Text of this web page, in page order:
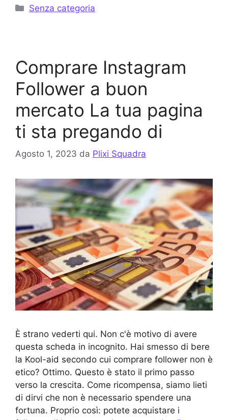
Categorie
Senza categoria
Comprare Instagram
Follower a buon
mercato La tua pagina
ti sta pregando di
Agosto 1, 2023 da Plixi Squadra
È strano vederti qui. Non c'è motivo di avere
questa scheda in incognito. Hai smesso di bere
la Kool-aid secondo cui comprare follower non è
etico? Ottimo. Questo è stato il primo passo
verso la crescita. Come ricompensa, siamo lieti
di dirvi che non è necessario spendere una
fortuna. Proprio così: potete acquistare i